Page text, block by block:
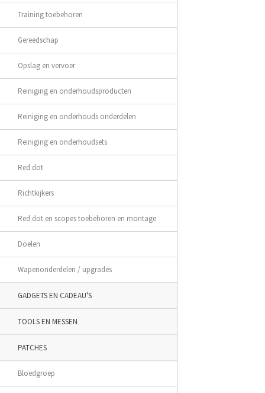
Training toebehoren
Gereedschap
Opslag en vervoer
Reiniging en onderhoudsproducten
Reiniging en onderhouds onderdelen
Reiniging en onderhoudsets
Red dot
Richtkijkers
Red dot en scopes toebehoren en montage
Doelen
Wapenonderdelen / upgrades
GADGETS EN CADEAU'S
TOOLS EN MESSEN
PATCHES
Bloedgroep